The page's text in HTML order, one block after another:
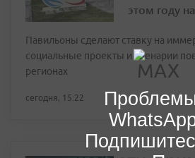
этом году
Павильоны сделают ставку на
социальные проекты и сценарии
регионах
сегодня, 15:22